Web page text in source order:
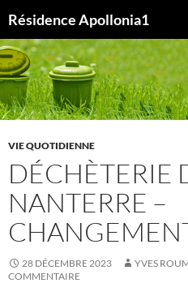
au
contenu
Résidence Apollonia1
VIE QUOTIDIENNE
DÉCHÈTERIE
NANTERRE –
28 DÉCEMBRE 2023 YVES
COMMENTAIRE